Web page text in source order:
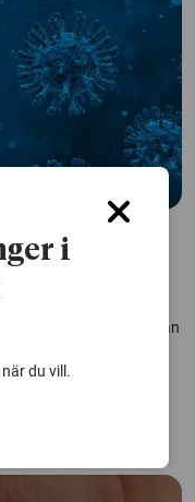
covid-19
öka risken för andra
av coronaviruset kan
en ny studie.
i
du vill.